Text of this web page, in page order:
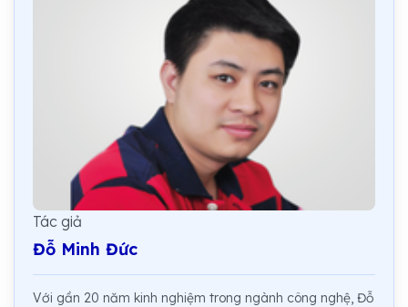
Tác giả
Đỗ Minh Đức
Với gần 20 năm kinh nghiệm trong ngành công nghệ, Đỗ